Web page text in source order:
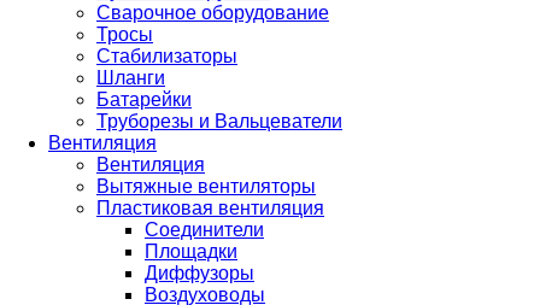
Сварочное оборудование
Тросы
Стабилизаторы
Шланги
Батарейки
Труборезы и Вальцеватели
Вентиляция
Вентиляция
Вытяжные вентиляторы
Пластиковая вентиляция
Соединители
Площадки
Диффузоры
Воздуховоды